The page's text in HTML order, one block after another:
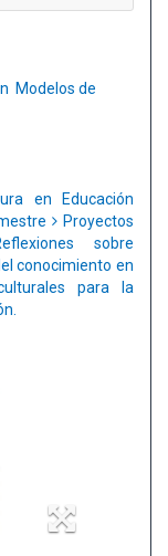
Modelos de
en Educación
Proyectos
sobre
conocimiento en
para la